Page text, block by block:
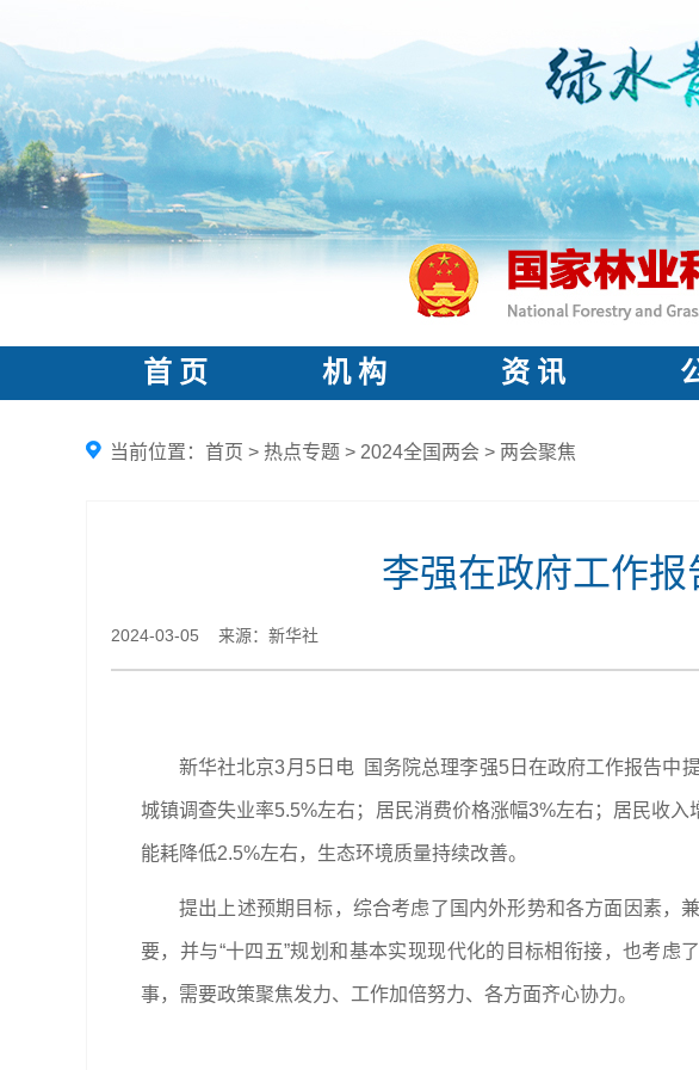
首 页 机 构 资 讯
当前位置： 首页 > 热点专题 > 2024全国两会 > 两会聚焦
李强在政府工作
2024-03-05 来源：新华社
新华社北京3月5日电 国务院总理李强5日在政府工作报告中
城镇调查失业率5.5%左右；居民消费价格涨幅3%左右；居民收
能耗降低2.5%左右，生态环境质量持续改善。
提出上述预期目标，综合考虑了国内外形势和各方面因素，
要，并与“十四五”规划和基本实现现代化的目标相衔接，也考
事，需要政策聚焦发力、工作加倍努力、各方面齐心协力。